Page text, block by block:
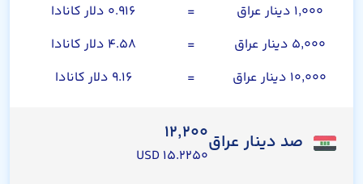
۱,۰۰۰ دینار عراق
=
۰.۹۱۶ دلار کانادا
۵,۰۰۰ دینار عراق
=
۴.۵۸ دلار کانادا
۱۰,۰۰۰ دینار عراق
= ۹.۱۶ دلار کانادا
صد دینار عراق۱۲,۲۰۰
۱۵.۲۲۵۰ USD